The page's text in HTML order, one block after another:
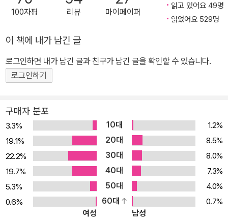
취재하고 ‘살인 사건의 이면에 산재 은폐가 있었다’며 자극적인 보도
를 서슴지 않는다. 한편 피해자 회사의 고위층은 산재 은폐의 책임을
의식불명 상태라 자백을 받을 수 없는 데다 결정적 물증인 나이프에
서 용의자의 지문을 찾아내지 못해 경찰은 사건을 마무리 짓지 못하
고, 설상가상으로 용의자 청년의 사건 당일 알리바이가 뒤늦게 확인
신이 접은 종이학을 바치고 누군가를 위한 속죄와 구원의 기도를 해
왔다는 사실을 밝혀내고, 날개 달린 기린 조각상에 얽힌 사건의 충격
적인 진실에 차츰 다가간다. 가가 형사가 날개 달린 기린 조각상에 얽
힌 사건의 진실에 한 발 한 발 다가간다 『기린의 날개』는 ‘가가 형사
시리즈’ 아홉 번째 작품이다. 일본에서는 영화로 만들어져 공전의 히
트를 기록했다. 가족애(家族愛)를 그린 감동적인 휴먼스토리에 수
많은 일본인들이 눈물을 흘리며 환호했다. 작가 자신도 가족애를 그
린 이 작품을 ‘가가 형사 시리즈’ 중 최고의 걸작으로 꼽는다고 밝힌
100자평 리뷰 마이페이퍼
읽고 있어요 49명
읽었어요 529명
이 책에 내가 남긴 글
로그인하면 내가 남긴 글과 친구가 남긴 글을 확인할 수 있습니다.
로그인하기
구매자 분포
3.3% 10대
1.2%
19.1%
20대
8.5%
22.2%
30대
8.0%
19.7%
40대
7.3%
5.3%
50대
4.0%
0.6%
60대
0.7%
여성
남성